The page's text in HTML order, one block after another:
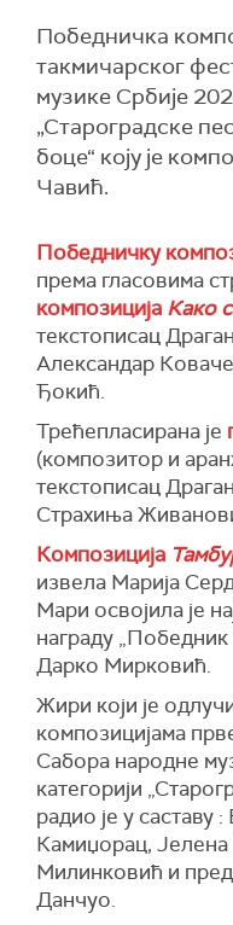
Победничка
такмичарског
музике Србије
„Староградске
боце“ коју је
Чавић.
Победничку
према гласовима
композиција Како
текстописац
Александар
Ђокић.
Трећепласирана је
(композитор и
текстописац
Страхиња
Композиција
извела Марија
Мари освојила је
награду „Победник
Дарко Мирковић.
Жири који је
композицијама
Сабора народне
категорији
радио је у
Камиџорац,
Милинковић и
Данчуо.